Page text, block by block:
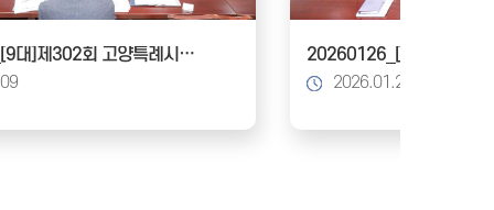
20260309_[9대]제302회 고양특례시의회 임시회_건설교통위원회
2026.01.26